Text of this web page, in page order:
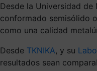
Desde la Universidad de
conformado semisólido
como una calidad
Desde TKNIKA, y su
resultados sean